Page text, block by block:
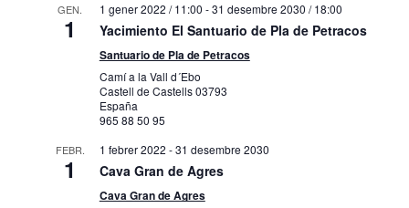
GEN.
1
1 gener 2022 / 11:00 -31 desembre 2030 / 18:00
Yacimiento El Santuario de Pla de Petracos
Santuario de Pla de Petracos
Camí a la Vall d´Ebo
Castell de Castells03793
España
965 88 50 95
FEBR.
1
1 febrer 2022 -31 desembre 2030
Cava Gran de Agres
Cava Gran de Agres